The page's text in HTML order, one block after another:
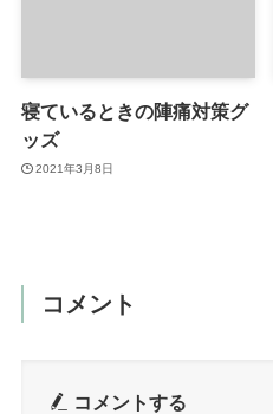
寝ているときの陣痛対策グ
ッズ
2021年3月8日
コメント
コメントする